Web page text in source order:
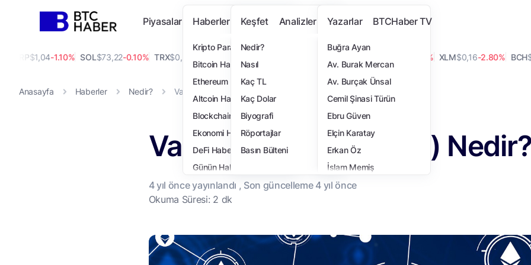
Piyasalar Haberler
Kripto Para Haberi
Bitcoin Haberleri
Ethereum Haberleri
Altcoin Haberleri
Blockchain Haberleri
Ekonomi Haberleri
DeFi Haberleri
Günün Haberleri
Teknoloji Haberleri
NFT Haberleri
Finans Haberleri
Özel Haberler
Keşfet
Nedir?
Nasıl
Kaç TL
Kaç Dolar
Biyografi
Röportajlar
Basın Bülteni
Analizler Yazarlar
Buğra Ayan
Av. Burak Mercan
Av. Burçak Ünsal
Cemil Şinasi Türün
Ebru Güven
Elçin Karatay
Erkan Öz
İslam Memiş
İsmail Hakkı Polat
Turan Sert
Yasemin Türkoğlu
BTCHaber TV
$1,04-1.10% SOL$73,22-0.10% TRX$0,33-0.10% XLM$0,16-2.80% BCH
Anasayfa Haberler Nedir? Validator (Doğrulayıcı) Nedir?
Validator (Doğrulayıcı) Nedir?
4 yıl önce yayınlandı , Son güncelleme4 yılönce
Okuma Süresi: 2 dk